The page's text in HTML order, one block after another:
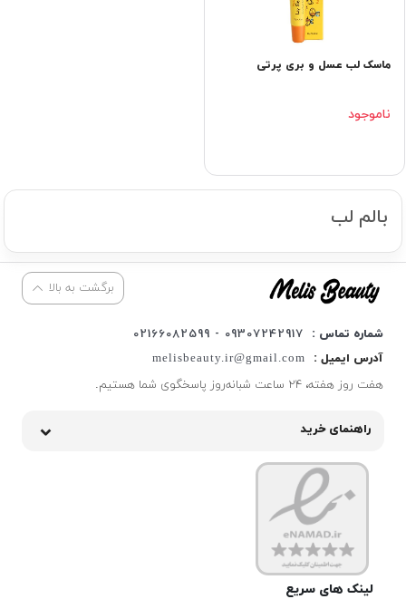
ماسک لب عسل و بری پرتی
ناموجود
بالم لب
برگشت به بالا
شماره تماس :
09307242917 - 02166082599
آدرس ایمیل :
melisbeauty.ir@gmail.com
هفت روز هفته، ۲۴ ساعت شبانه‌روز پاسخگوی شما هستیم.
راهنمای خرید
لینک های سریع